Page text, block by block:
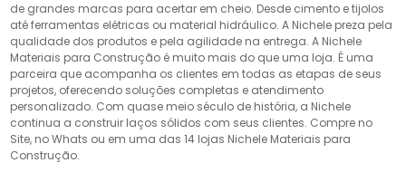
de grandes marcas para acertar em cheio. Desde cimento e tijolos
até ferramentas elétricas ou material hidráulico. A Nichele preza pela
qualidade dos produtos e pela agilidade na entrega. A Nichele
Materiais para Construção é muito mais do que uma loja. É uma
parceira que acompanha os clientes em todas as etapas de seus
projetos, oferecendo soluções completas e atendimento
personalizado. Com quase meio século de história, a Nichele
continua a construir laços sólidos com seus clientes. Compre no
Site, no Whats ou em uma das 14 lojas Nichele Materiais para
Construção.